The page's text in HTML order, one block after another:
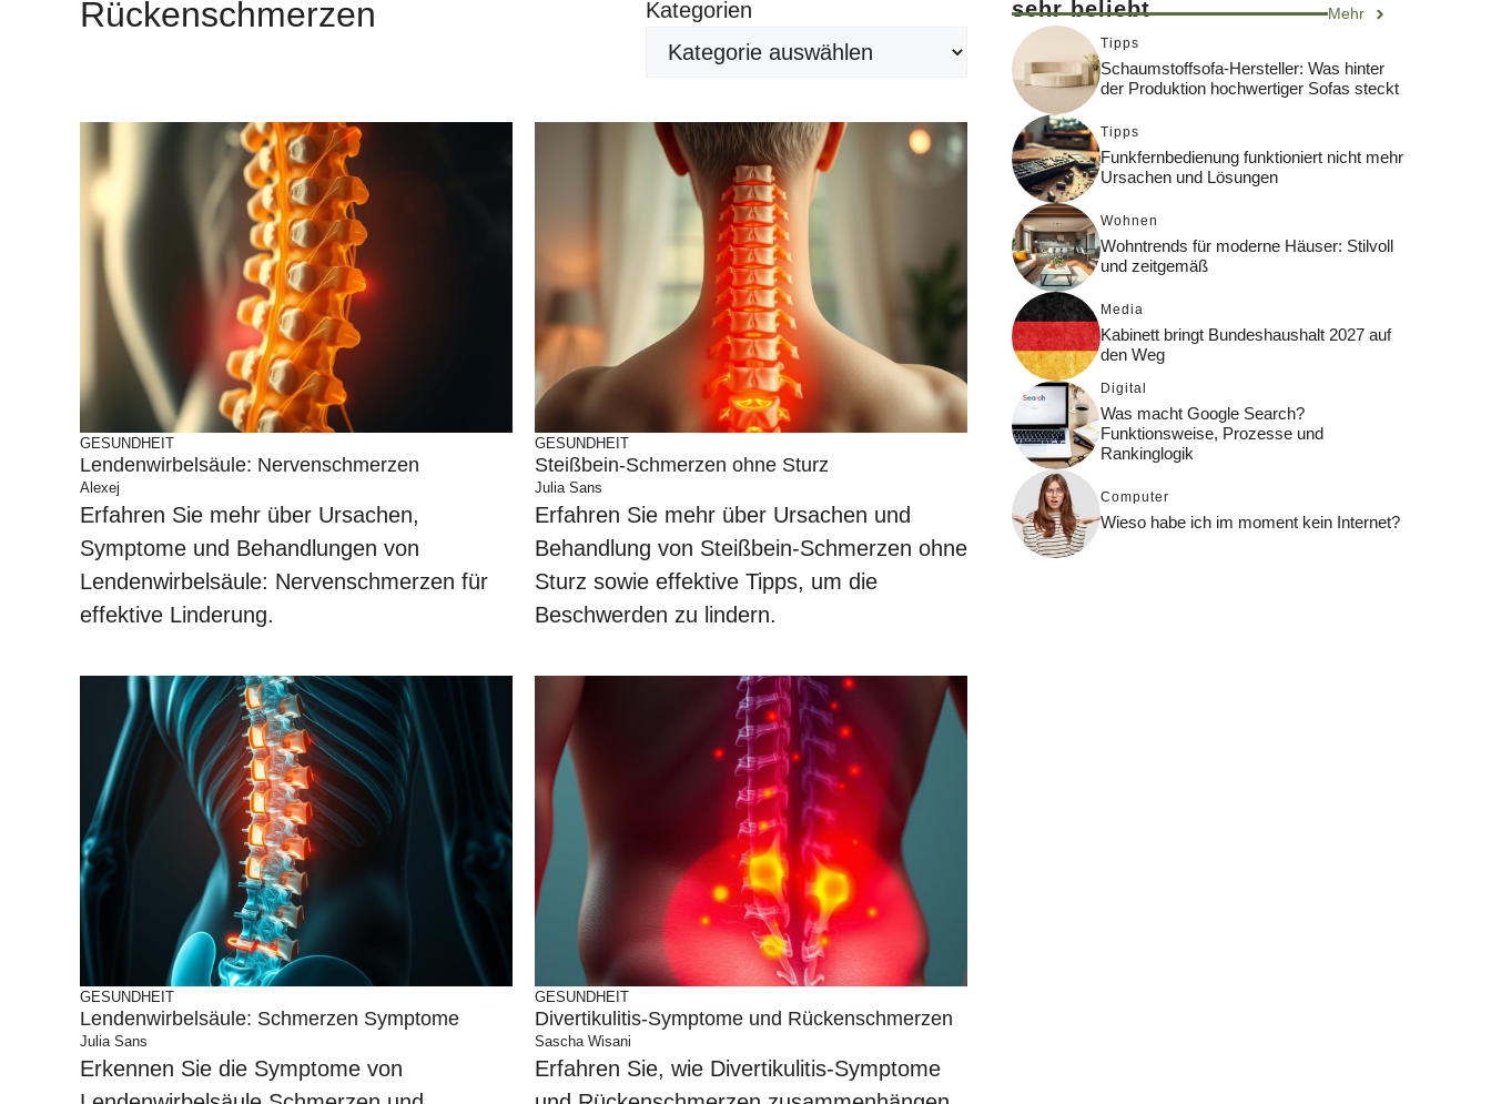
Rückenschmerzen Kategorien
GESUNDHEIT
Lendenwirbelsäule: Nervenschmerzen
Alexej
Erfahren Sie mehr über Ursachen,
Symptome und Behandlungen von
Lendenwirbelsäule: Nervenschmerzen für
effektive Linderung.
GESUNDHEIT
Steißbein-Schmerzen ohne Sturz
Julia Sans
Erfahren Sie mehr über Ursachen und
Behandlung von Steißbein-Schmerzen ohne
Sturz sowie effektive Tipps, um die
Beschwerden zu lindern.
GESUNDHEIT
Lendenwirbelsäule: Schmerzen Symptome
Julia Sans
Erkennen Sie die Symptome von
GESUNDHEIT
Divertikulitis-Symptome und Rückenschmerzen
Sascha Wisani
Erfahren Sie, wie Divertikulitis-Symptome
sehr beliebt Mehr
Tipps
Schaumstoffsofa-Hersteller: Was hinter
der Produktion hochwertiger Sofas steckt
Tipps
Funkfernbedienung funktioniert nicht mehr
Ursachen und Lösungen
Wohnen
Wohntrends für moderne Häuser: Stilvoll
und zeitgemäß
Media
Kabinett bringt Bundeshaushalt 2027 auf
den Weg
Digital
Was macht Google Search?
Funktionsweise, Prozesse und
Rankinglogik
Computer
Wieso habe ich im moment kein Internet?